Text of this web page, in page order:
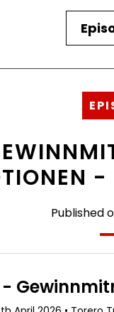
Published